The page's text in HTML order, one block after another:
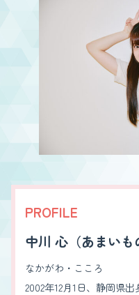
PROFILE
中川 心（あまいも
なかがわ・こころ
2002年12月1日、静岡県出